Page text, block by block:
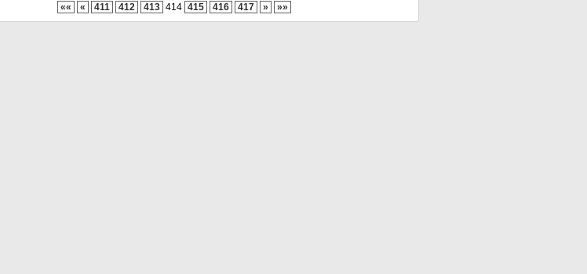
«« « 411 412 413 414 415 416 417 » »»